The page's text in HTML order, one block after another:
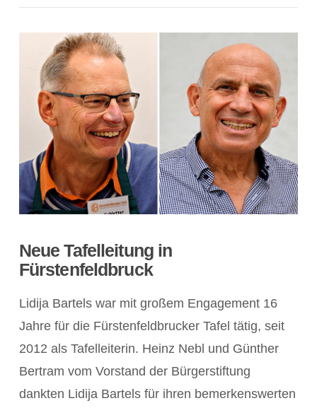
Neue Tafelleitung in
Fürstenfeldbruck
Lidija Bartels war mit großem Engagement 16
Jahre für die Fürstenfeldbrucker Tafel tätig, seit
2012 als Tafelleiterin. Heinz Nebl und Günther
Bertram vom Vorstand der Bürgerstiftung
dankten Lidija Bartels für ihren bemerkenswerten